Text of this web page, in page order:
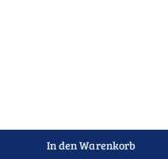
In den Warenkorb